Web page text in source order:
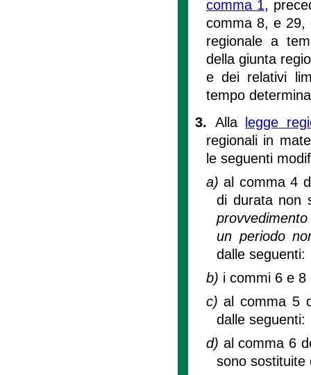
comma 1,
comma 8, e
regionale a
della giunta
e dei relativi
tempo
3. Alla
legge
regionali in
le seguenti
a)al comma 4
di durata non
un periodo
dalle seguenti:
b) i commi 6 e 8
c)al comma 5
dalle seguenti:
d) al comma 6
sono